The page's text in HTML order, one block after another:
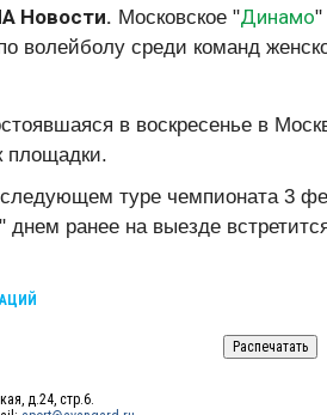
Новости. Московское "Динамо"
волейболу среди команд
в воскресенье в
площадки.
туре чемпионата 3
ранее на выезде
д.24, стр.6.